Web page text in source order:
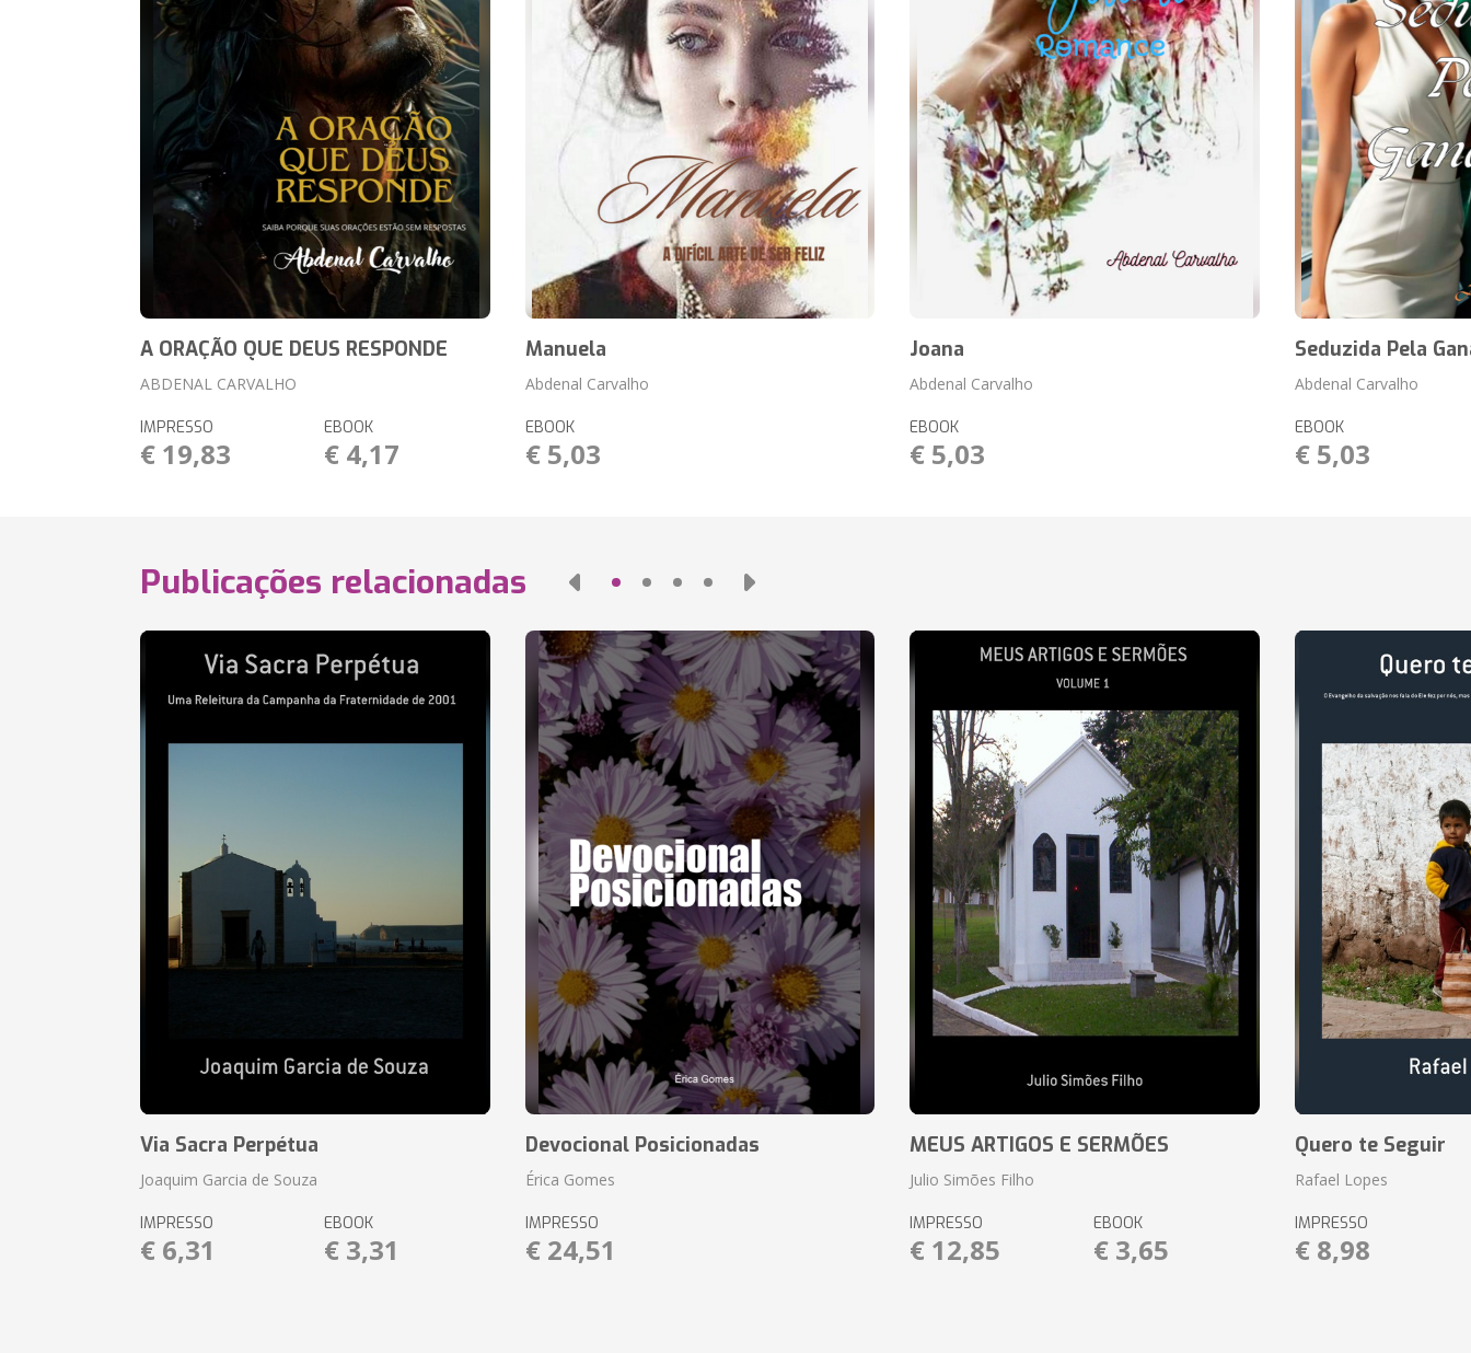
A ORAÇÃO QUE DEUS RESPONDE
ABDENAL CARVALHO
IMPRESSO
€ 19,83
EBOOK
€ 4,17
Manuela
Abdenal Carvalho
EBOOK
€ 5,03
Joana
Abdenal Carvalho
EBOOK
€ 5,03
Seduzida Pela
Abdenal Carvalho
EBOOK
€ 5,03
Publicações relacionadas
Via Sacra Perpétua
Joaquim Garcia de Souza
IMPRESSO
€ 6,31
EBOOK
€ 3,31
Devocional Posicionadas
Érica Gomes
IMPRESSO
€ 24,51
MEUS ARTIGOS E SERMÕES
Julio Simões Filho
IMPRESSO
€ 12,85
EBOOK
€ 3,65
Quero te Seguir
Rafael Lopes
IMPRESSO
€ 8,98